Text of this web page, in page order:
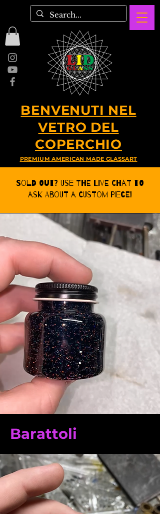
BENVENUTI NEL
VETRO DEL
COPERCHIO
PREMIUM AMERICAN MADE GLASSART
Sold Out? Use the Live CHat to
ask about a Custom Piece!
Barattoli